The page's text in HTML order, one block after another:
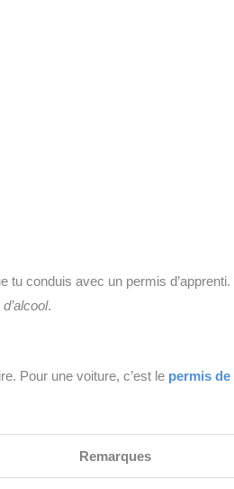
tu conduis avec un permis d’apprenti.
.
Pour une voiture, c’est le permis de
Remarques